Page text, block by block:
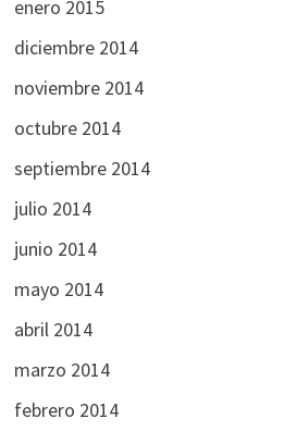
enero 2015
diciembre 2014
noviembre 2014
octubre 2014
septiembre 2014
julio 2014
junio 2014
mayo 2014
abril 2014
marzo 2014
febrero 2014